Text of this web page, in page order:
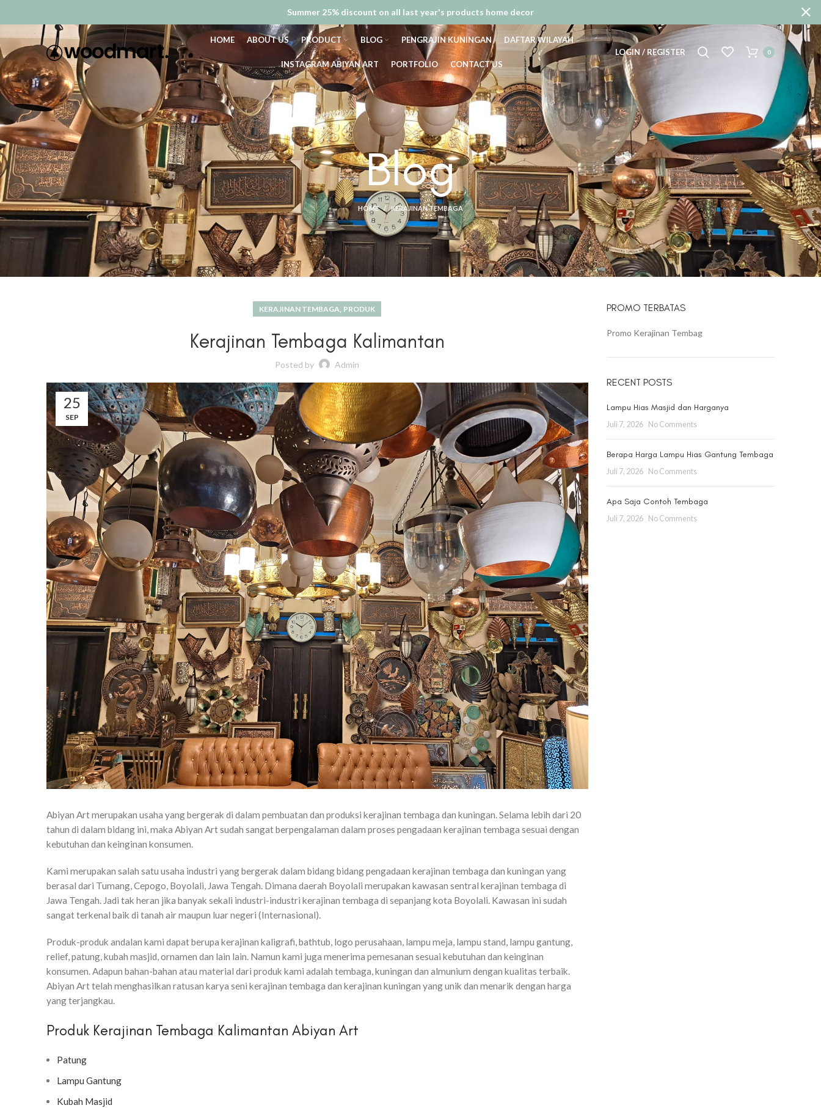
HOME ABOUT US PRODUCT BLOG PENGRAJIN KUNINGAN DAFTAR WILAYAH
INSTAGRAM ABIYAN ART PORTFOLIO CONTACT US
LOGIN / REGISTER 0
Blog
HOME KERAJINAN TEMBAGA
KERAJINAN TEMBAGA, PRODUK
Kerajinan Tembaga Kalimantan
Posted by Admin
25
SEP
Abiyan Art merupakan usaha yang bergerak di dalam pembuatan dan produksi kerajinan tembaga dan kuningan. Selama lebih dari 20
tahun di dalam bidang ini, maka Abiyan Art sudah sangat berpengalaman dalam proses pengadaan kerajinan tembaga sesuai dengan
kebutuhan dan keinginan konsumen.
Kami merupakan salah satu usaha industri yang bergerak dalam bidang bidang pengadaan kerajinan tembaga dan kuningan yang
berasal dari Tumang, Cepogo, Boyolali, Jawa Tengah. Dimana daerah Boyolali merupakan kawasan sentral kerajinan tembaga di
Jawa Tengah. Jadi tak heran jika banyak sekali industri-industri kerajinan tembaga di sepanjang kota Boyolali. Kawasan ini sudah
sangat terkenal baik di tanah air maupun luar negeri (Internasional).
Produk-produk andalan kami dapat berupa kerajinan kaligrafi, bathtub, logo perusahaan, lampu meja, lampu stand, lampu gantung,
relief, patung, kubah masjid, ornamen dan lain lain. Namun kami juga menerima pemesanan sesuai kebutuhan dan keinginan
konsumen. Adapun bahan-bahan atau material dari produk kami adalah tembaga, kuningan dan almunium dengan kualitas terbaik.
Abiyan Art telah menghasilkan ratusan karya seni kerajinan tembaga dan kerajinan kuningan yang unik dan menarik dengan harga
yang terjangkau.
Produk Kerajinan Tembaga Kalimantan Abiyan Art
Patung
Lampu Gantung
Kubah Masjid
PROMO TERBATAS
Promo Kerajinan Tembag
RECENT POSTS
Lampu Hias Masjid dan Harganya
Juli 7, 2026 No Comments
Berapa Harga Lampu Hias Gantung Tembaga
Juli 7, 2026 No Comments
Apa Saja Contoh Tembaga
Juli 7, 2026 No Comments
Summer 25% discount on all last year's products home decor